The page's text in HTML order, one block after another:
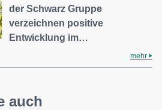
der Schwarz Gruppe
verzeichnen positive
Entwicklung im…
mehr
auch